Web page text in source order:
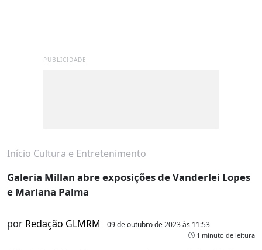
PUBLICIDADE
Início Cultura e Entretenimento
Galeria Millan abre exposições de Vanderlei Lopes
e Mariana Palma
por Redação GLMRM 09 de outubro de 2023 às 11:53
1 minuto de leitura